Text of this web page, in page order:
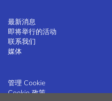
最新消息
即将举行的活动
联系我们
媒体
管理 Cookie
Cookie 政策